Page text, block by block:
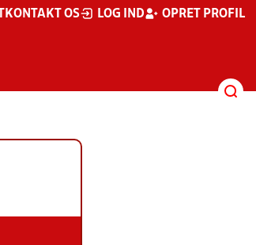
KONTAKT OS LOG IND OPRET PROFIL